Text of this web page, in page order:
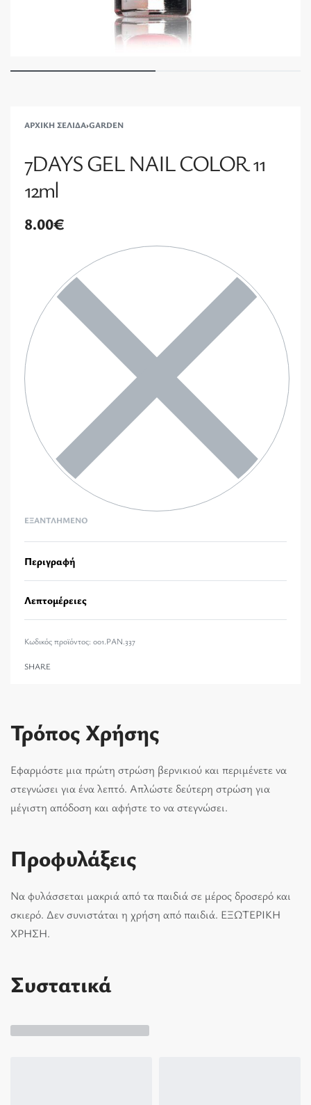
ΑΡΧΙΚΉ ΣΕΛΊΔΑ›GARDEN
7DAYS GEL NAIL COLOR 11
12ml
8.00€
ΕΞΑΝΤΛΗΜΈΝΟ
Περιγραφή
Λεπτομέρειες
001.PAN.337
SHARE
Τρόπος Χρήσης
Εφαρμόστε μια πρώτη στρώση βερνικιού και περιμένετε να
στεγνώσει για ένα λεπτό. Απλώστε δεύτερη στρώση για
μέγιστη απόδοση και αφήστε το να στεγνώσει.
Προφυλάξεις
Να φυλάσσεται μακριά από τα παιδιά σε μέρος δροσερό και
σκιερό. Δεν συνιστάται η χρήση από παιδιά. ΕΞΩΤΕΡΙΚΗ
ΧΡΗΣΗ.
Συστατικά